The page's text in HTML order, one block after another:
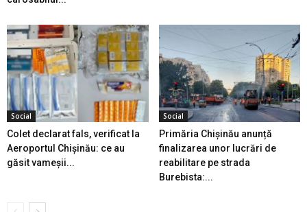
Social
Colet declarat fals, verificat la
Aeroportul Chișinău: ce au
găsit vameșii...
Social
Primăria Chișinău anunță
finalizarea unor lucrări de
reabilitare pe strada
Burebista:...